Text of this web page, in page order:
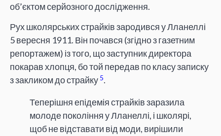
об’єктом серйозного дослідження.
Рух школярських страйків зародився у Лланеллі
5 вересня 1911. Він почався (згідно з газетним
репортажем) із того, що заступник директора
покарав хлопця, бо той передав по класу записку
з закликом до страйку 5.
Теперішня епідемія страйків заразила
молоде покоління у Лланеллі, і школярі,
щоб не відставати від моди, вирішили